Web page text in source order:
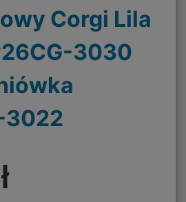
Corgi Lila
3030
3022